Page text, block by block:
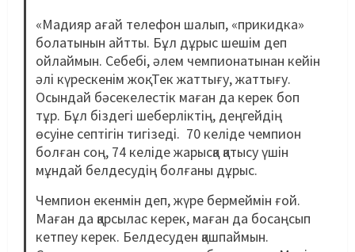
«Мадияр ағай телефон шалып, «прикидка»
болатынын айтты. Бұл дұрыс шешім деп
ойлаймын. Себебі, әлем чемпионатынан кейін
әлі күрескенім жоқ. Тек жаттығу, жаттығу.
Осындай бәсекелестік маған да керек боп
тұр. Бұл біздегі шеберліктің, деңгейдің
өсуіне септігін тигізеді. 70 келіде чемпион
болған соң, 74 келіде жарысқа қатысу үшін
мұндай белдесудің болғаны дұрыс.
Чемпион екенмін деп, жүре бермеймін ғой.
Маған да қарсылас керек, маған да босаңсып
кетпеу керек. Белдесуден қашпаймын.